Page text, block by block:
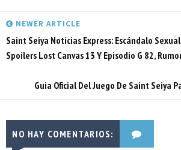
NEWER ARTICLE
Saint Seiya Noticias Express: Escándalo
Spoilers Lost Canvas 13 Y Episodio G 82,
Guia Oficial Del Juego De Saint Seiya
NO HAY COMENTARIOS: